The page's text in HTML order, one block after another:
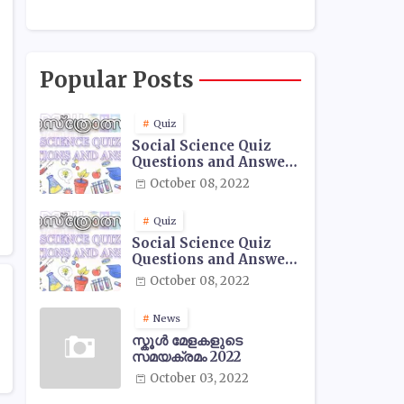
Popular Posts
Quiz
Social Science Quiz
Questions and Answers
- 01October 08, 2022
Quiz
Social Science Quiz
Questions and Answers
- 02October 08, 2022
News
സ്കൂൾ മേളകളുടെ
സമയക്രമം 2022
October 03, 2022